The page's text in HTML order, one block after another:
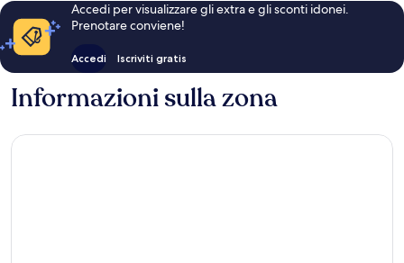
Accedi per visualizzare gli extra e gli sconti idonei.
Prenotare conviene!
Accedi Iscriviti gratis
Informazioni sulla zona